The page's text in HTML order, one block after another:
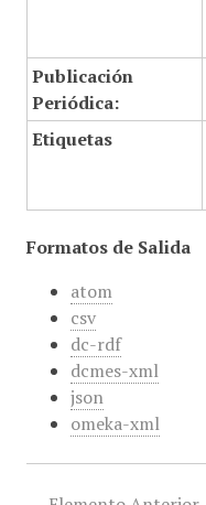
Publicación
Periódica:
Etiquetas
Formatos de Salida
atom
csv
dc-rdf
dcmes-xml
json
omeka-xml